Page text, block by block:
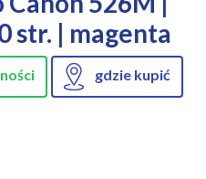
str. | magenta
gdzie kupić